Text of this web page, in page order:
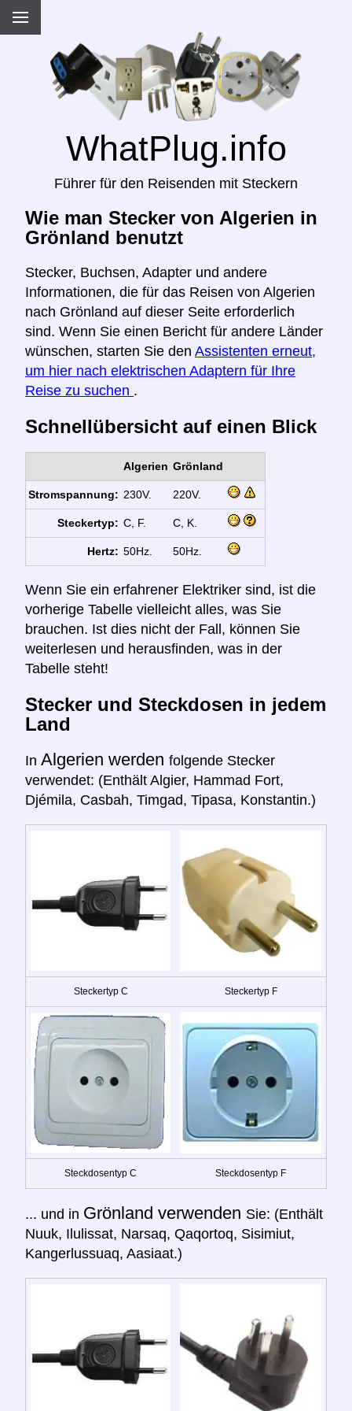
WhatPlug.info
Führer für den Reisenden mit Steckern
Wie man Stecker von Algerien in
Grönland benutzt
Stecker, Buchsen, Adapter und andere
Informationen, die für das Reisen von Algerien
nach Grönland auf dieser Seite erforderlich
sind. Wenn Sie einen Bericht für andere Länder
wünschen, starten Sie den Assistenten erneut,
um hier nach elektrischen Adaptern für Ihre
Reise zu suchen .
Schnellübersicht auf einen Blick
Algerien Grönland
Stromspannung: 230V. 220V.
Steckertyp: C, F. C, K.
Hertz: 50Hz. 50Hz.
Wenn Sie ein erfahrener Elektriker sind, ist die
vorherige Tabelle vielleicht alles, was Sie
brauchen. Ist dies nicht der Fall, können Sie
weiterlesen und herausfinden, was in der
Tabelle steht!
Stecker und Steckdosen in jedem
Land
In Algerien werden folgende Stecker
verwendet: (Enthält Algier, Hammad Fort,
Djémila, Casbah, Timgad, Tipasa, Konstantin.)
Steckertyp C Steckertyp F
Steckdosentyp C Steckdosentyp F
... und in Grönland verwenden Sie: (Enthält
Nuuk, Ilulissat, Narsaq, Qaqortoq, Sisimiut,
Kangerlussuaq, Aasiaat.)